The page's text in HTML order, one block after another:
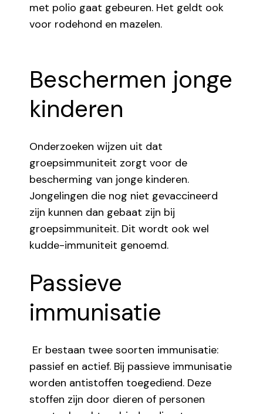
met polio gaat gebeuren. Het geldt ook
voor rodehond en mazelen.
Beschermen jonge
kinderen
Onderzoeken wijzen uit dat
groepsimmuniteit zorgt voor de
bescherming van jonge kinderen.
Jongelingen die nog niet gevaccineerd
zijn kunnen dan gebaat zijn bij
groepsimmuniteit. Dit wordt ook wel
kudde-immuniteit genoemd.
Passieve
immunisatie
Er bestaan twee soorten immunisatie:
passief en actief. Bij passieve immunisatie
worden antistoffen toegediend. Deze
stoffen zijn door dieren of personen